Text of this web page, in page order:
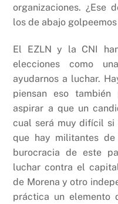
organizaciones. ¿Ese
los de abajo
El EZLN y la CNI
elecciones como
ayudarnos a luchar.
piensan eso también
aspirar a que un
cual será muy difícil si
que hay militantes
burocracia de este
luchar contra el
de Morena y otro
práctica un elemento